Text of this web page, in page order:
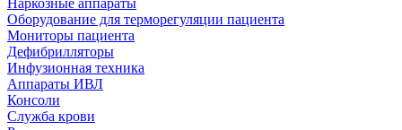
Наркозные аппараты
Оборудование для терморегуляции пациента
Мониторы пациента
Дефибрилляторы
Инфузионная техника
Аппараты ИВЛ
Консоли
Служба крови